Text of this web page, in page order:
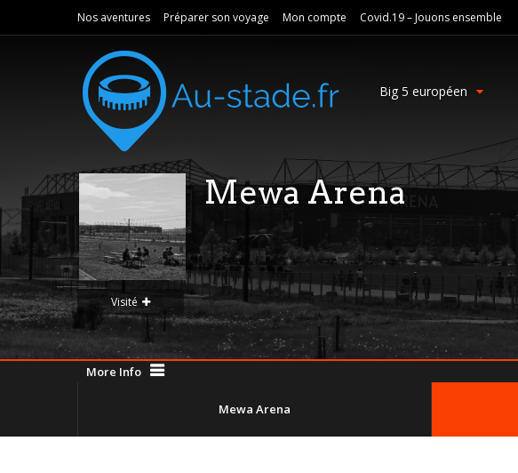
Nos aventures Préparer son voyage Mon compte Covid.19 – Jouons ensemble
Big 5 européen
Visité
Mewa Arena
More Info
Mewa Arena